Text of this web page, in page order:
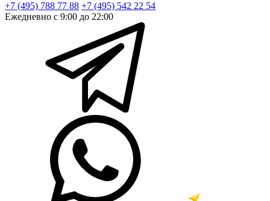
+7 (495) 788 77 88 +7 (495) 542 22 54
Ежедневно с 9:00 до 22:00